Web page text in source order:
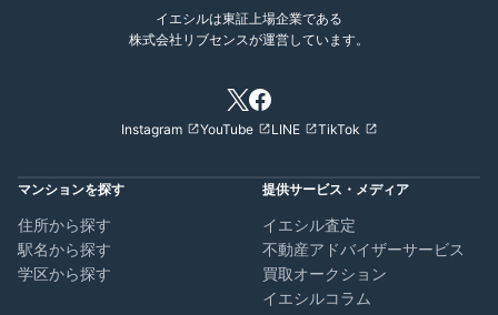
イエシルは東証上場企業である
株式会社リブセンスが運営しています。
Instagram YouTube LINE TikTok
マンションを探す
住所から探す
駅名から探す
学区から探す
提供サービス・メディア
イエシル査定
不動産アドバイザーサービス
買取オークション
イエシルコラム